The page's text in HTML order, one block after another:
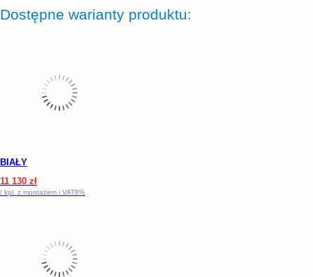
Dostępne warianty produktu:
BIAŁY
11 130 zł
/ kpl. z montażem i VAT8%